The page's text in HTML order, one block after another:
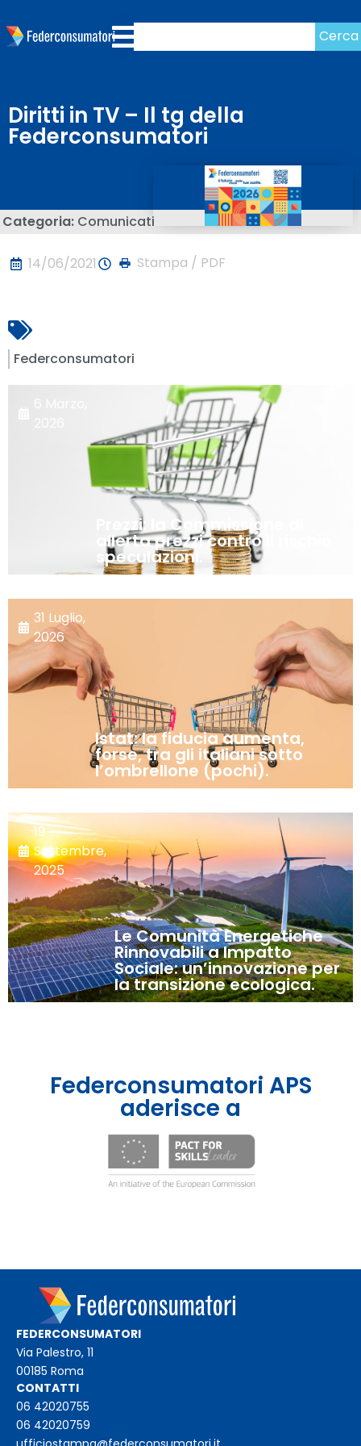
Cerca
Diritti in TV – Il tg della
Federconsumatori
Categoria: Comunicati
14/06/2021 Stampa / PDF
Federconsumatori
Prezzi: la Commissione di
allerta prezzi contro il rischio
speculazioni.
31 Luglio,
2026
Istat: la fiducia aumenta,
forse, tra gli italiani sotto
l’ombrellone (pochi).
19
Settembre,
2025
Le Comunità Energetiche
Rinnovabili a Impatto
Sociale: un’innovazione per
la transizione ecologica.
Federconsumatori APS
aderisce a
FEDERCONSUMATORI
Via Palestro, 11
00185 Roma
CONTATTI
06 42020755
06 42020759